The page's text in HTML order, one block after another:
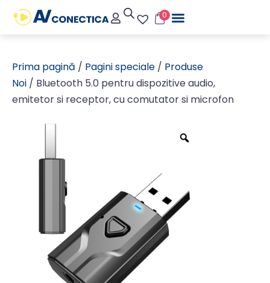
0
Prima pagină / Pagini speciale / Produse
Noi / Bluetooth 5.0 pentru dispozitive audio,
emitetor si receptor, cu comutator si microfon